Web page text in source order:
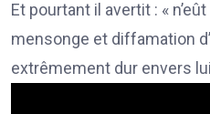
Et pourtant il avertit : «
mensonge et diffamation
extrêmement dur envers